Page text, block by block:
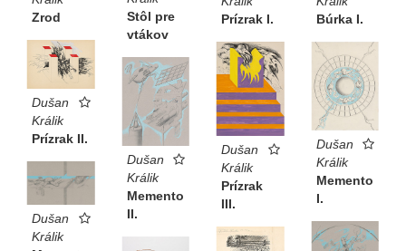
Zrod
Stôl pre
vtákov
Prízrak I.
Búrka I.
Dušan
Králik
Prízrak II.
Dušan
Králik
Prízrak
III.
Dušan
Králik
Memento
I.
Dušan
Králik
Memento
II.
Dušan
Králik